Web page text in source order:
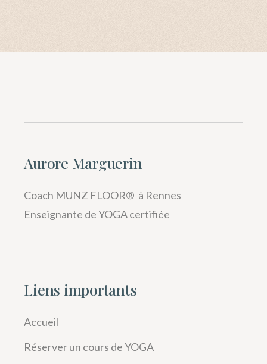
Aurore Marguerin
Coach MUNZ FLOOR® à Rennes
Enseignante de YOGA certifiée
Liens importants
Accueil
Réserver un cours de YOGA